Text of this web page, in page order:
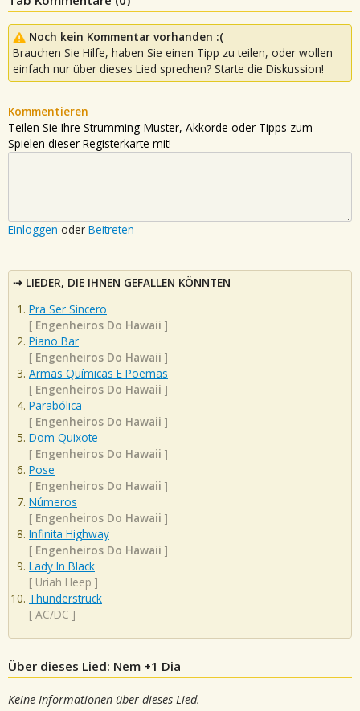
Noch kein Kommentar vorhanden :(
Brauchen Sie Hilfe, haben Sie einen Tipp zu teilen, oder wollen
einfach nur über dieses Lied sprechen? Starte die Diskussion!
Kommentieren
Teilen Sie Ihre Strumming-Muster, Akkorde oder Tipps zum
Spielen dieser Registerkarte mit!
Einloggen oder Beitreten
LIEDER, DIE IHNEN GEFALLEN KÖNNTEN
Pra Ser Sincero
[ Engenheiros Do Hawaii ]
Piano Bar
[ Engenheiros Do Hawaii ]
Armas Químicas E Poemas
[ Engenheiros Do Hawaii ]
Parabólica
[ Engenheiros Do Hawaii ]
Dom Quixote
[ Engenheiros Do Hawaii ]
Pose
[ Engenheiros Do Hawaii ]
Números
[ Engenheiros Do Hawaii ]
Infinita Highway
[ Engenheiros Do Hawaii ]
Lady In Black
[ Uriah Heep ]
Thunderstruck
[ AC/DC ]
Über dieses Lied: Nem +1 Dia
Keine Informationen über dieses Lied.